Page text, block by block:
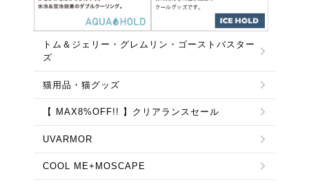
トム＆ジェリー・グレムリン・ゴーストバスター
ズ
猫用品・猫グッズ
【 MAX8%OFF!! 】クリアランスセール
UVARMOR
COOL ME+MOSCAPE